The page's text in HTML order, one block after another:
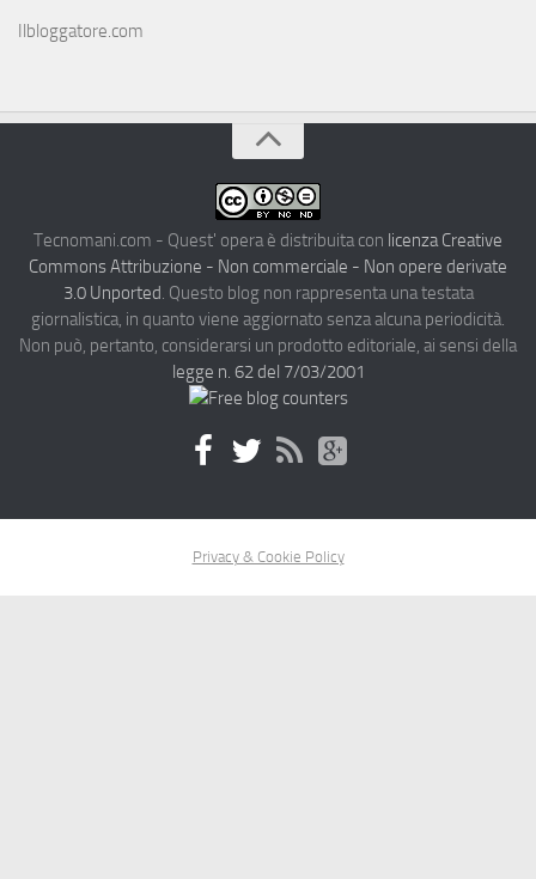
Ilbloggatore.com
Tecnomani.com - Quest' opera è distribuita con licenza Creative
Commons Attribuzione - Non commerciale - Non opere derivate
3.0 Unported. Questo blog non rappresenta una testata
giornalistica, in quanto viene aggiornato senza alcuna periodicità.
Non può, pertanto, considerarsi un prodotto editoriale, ai sensi della
legge n. 62 del 7/03/2001
Privacy & Cookie Policy